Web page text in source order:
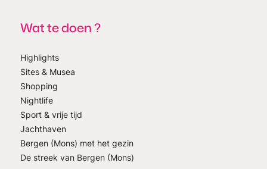
Wat te doen ?
Highlights
Sites & Musea
Shopping
Nightlife
Sport & vrije tijd
Jachthaven
Bergen (Mons) met het gezin
De streek van Bergen (Mons)